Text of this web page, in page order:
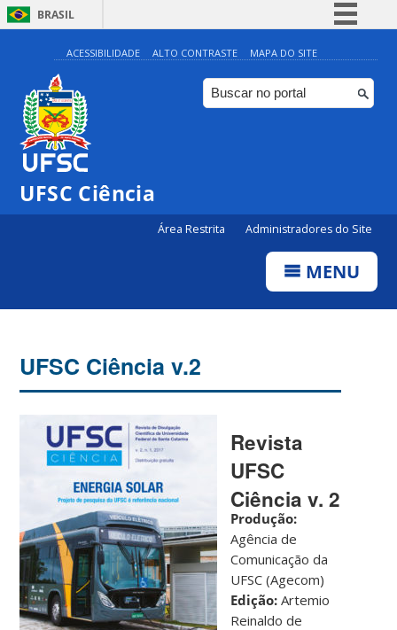
BRASIL
Simplifique!
Comunica BR
Participe
ACESSIBILIDADE ALTO CONTRASTE MAPA DO SITE
UFSC Ciência
Área Restrita Administradores do Site
MENU
UFSC Ciência v.2
Revista
UFSC
Ciência v. 2
Produção:
Agência de
Comunicação da
UFSC (Agecom)
Edição: Artemio
Reinaldo de